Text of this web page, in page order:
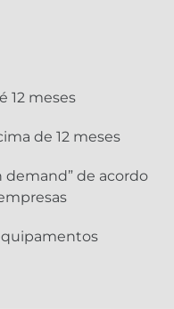
12 meses
de 12 meses
demand” de acordo